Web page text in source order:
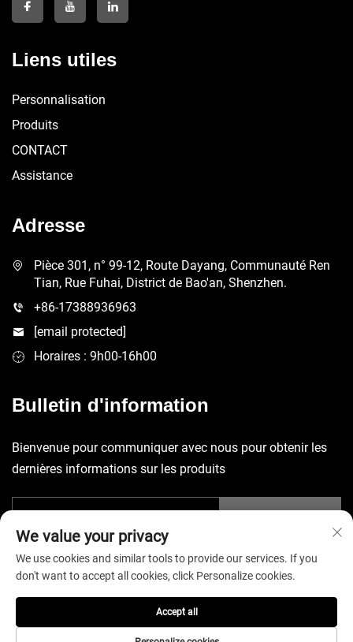
Liens utiles
Personnalisation
Produits
CONTACT
Assistance
Adresse
Pièce 301, n° 99-12, Route Dayang, Communauté Ren
Tian, Rue Fuhai, District de Bao'an, Shenzhen.
+86-17388936963
[email protected]
Horaires : 9h00-16h00
Bulletin d'information
Bienvenue pour communiquer avec nous pour obtenir les
dernières informations sur les produits
Copyright © 2026 China Shenzhen Yuecheng Sporting Goods Co.,
We value your privacy
We use cookies and similar tools to provide our services. If you
don't want to accept all cookies, click Personalize cookies.
Accept all